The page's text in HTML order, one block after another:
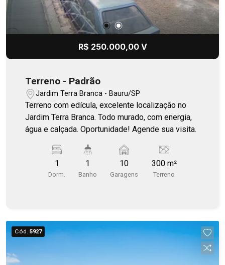
R$ 250.000,00 V
Terreno - Padrão
Jardim Terra Branca - Bauru/SP
Terreno com edícula, excelente localização no
Jardim Terra Branca. Todo murado, com energia,
água e calçada. Oportunidade! Agende sua visita.
1
Dorm.
1
Banho
10
Garagens
300 m²
Terreno
Cód. 5927